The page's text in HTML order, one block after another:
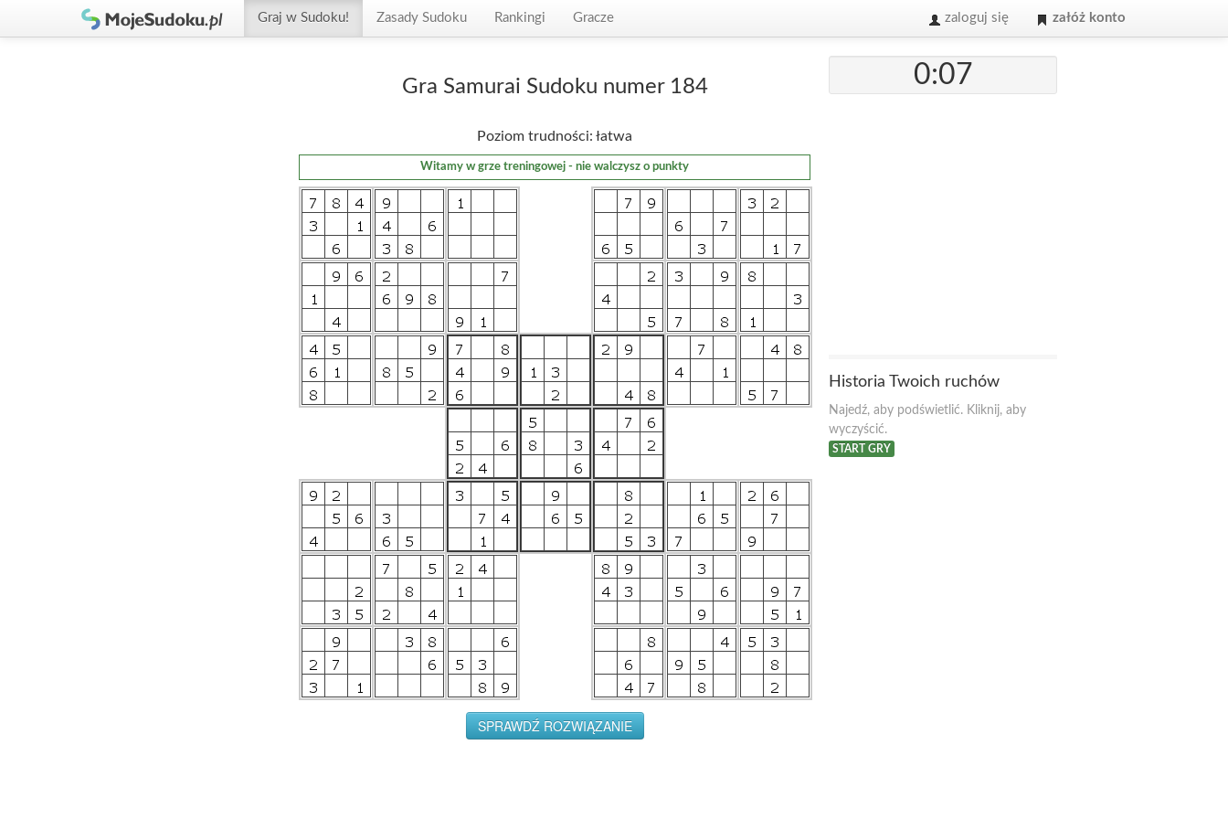
Graj w Sudoku! Zasady Sudoku Rankingi Gracze zaloguj się załóż konto
Gra Samurai Sudoku numer 184
Poziom trudności: łatwa
Witamy w grze treningowej - nie walczysz o punkty
0:07
Historia Twoich ruchów
Najedź, aby podświetlić. Kliknij, aby
wyczyścić.
START GRY